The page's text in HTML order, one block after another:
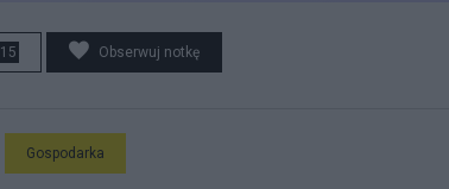
15 Obserwuj notkę
Gospodarka